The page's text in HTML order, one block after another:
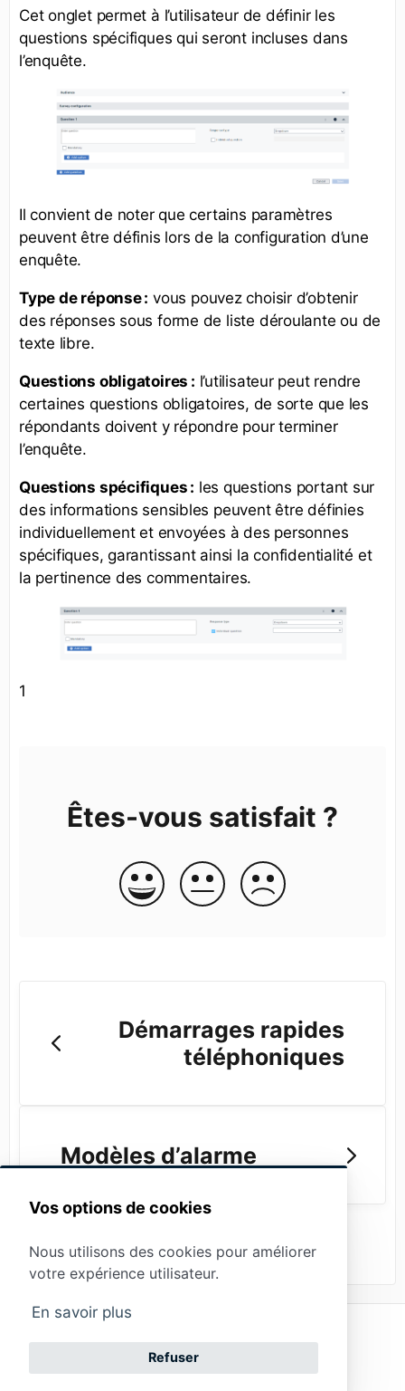
Vos options de cookies
Nous utilisons des cookies pour améliorer
votre expérience utilisateur.
En savoir plus
Refuser
Cet onglet permet à l’utilisateur de définir les
questions spécifiques qui seront incluses dans
l’enquête.
Il convient de noter que certains paramètres
peuvent être définis lors de la configuration d’une
enquête.
Type de réponse : vous pouvez choisir d’obtenir
des réponses sous forme de liste déroulante ou de
texte libre.
Questions obligatoires : l’utilisateur peut rendre
certaines questions obligatoires, de sorte que les
répondants doivent y répondre pour terminer
l’enquête.
Questions spécifiques : les questions portant sur
des informations sensibles peuvent être définies
individuellement et envoyées à des personnes
spécifiques, garantissant ainsi la confidentialité et
la pertinence des commentaires.
1
Êtes-vous satisfait ?
Démarrages rapides
téléphoniques
Modèles d’alarme
(opens in a new tab)
Powered by
confidentialité